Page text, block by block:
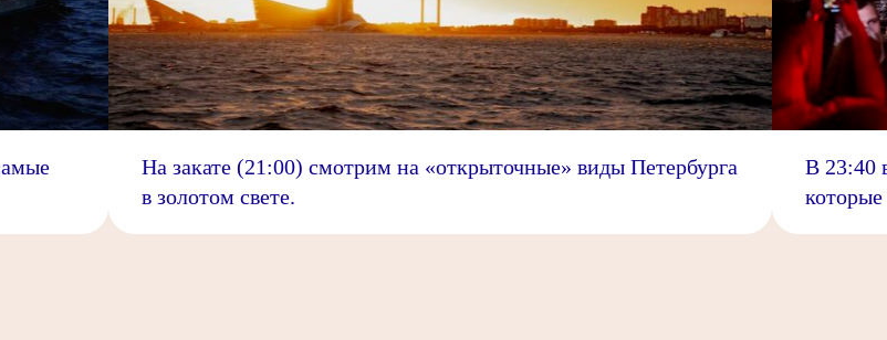
На закате (21:00) смотрим на «открыточные» виды Петербурга
в золотом свете.
В 23:40
арендовать судно целиком — достаточно
лишь бы было настроение.